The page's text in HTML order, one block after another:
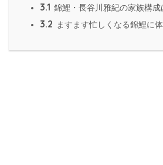
3.1 錦鯉・長谷川雅紀の家族構成
3.2 ますます忙しくなる錦鯉に